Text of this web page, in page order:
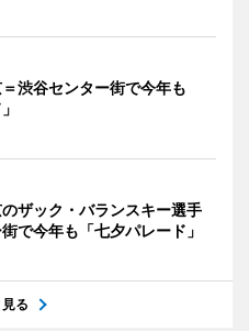
渋谷センター街で今年も
ザック・バランスキー選手
で今年も「七夕パレード」
る